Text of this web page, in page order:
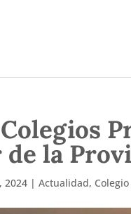
la
2024 |Actualidad,